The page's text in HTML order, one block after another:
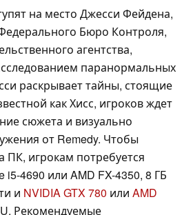
на место Джесси Фейдена,
Бюро Контроля,
агентства,
паранормальных
раскрывает тайны, стоящие
как Хисс, игроков ждет
сюжета и визуально
от Remedy. Чтобы
ПК, игрокам потребуется
i5-4690 или AMD FX-4350, 8 ГБ
и NVIDIA GTX 780 или AMD
Рекомендуемые